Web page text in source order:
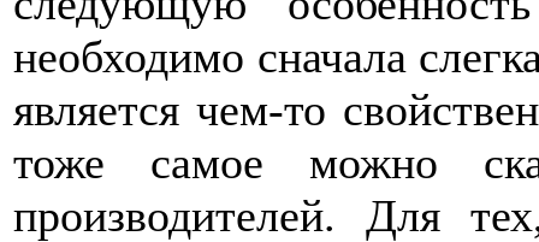
необходимо сначала
является чем-то
тоже самое можно
производителей. Для